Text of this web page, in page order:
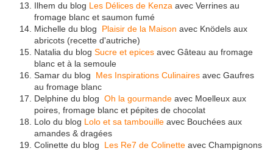
Ilhem du blog Les Délices de Kenza avec Verrines au
fromage blanc et saumon fumé
Michelle du blog Plaisir de la Maison avec Knödels aux
abricots (recette d'autriche)
Natalia du blog Sucre et epices avec Gâteau au fromage
blanc et à la semoule
Samar du blog Mes Inspirations Culinaires avec Gaufres
au fromage blanc
Delphine du blog Oh la gourmande avec Moelleux aux
poires, fromage blanc et pépites de chocolat
Lolo du blog Lolo et sa tambouille avec Bouchées aux
amandes & dragées
Colinette du blog Les Re7 de Colinette avec Champignons